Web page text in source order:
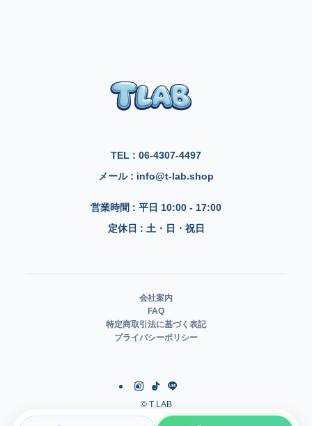
TEL : 06-4307-4497
メール : info@t-lab.shop
営業時間 : 平日 10:00 - 17:00
定休日 : 土・日・祝日
会社案内
FAQ
特定商取引法に基づく表記
プライバシーポリシー
©T LAB